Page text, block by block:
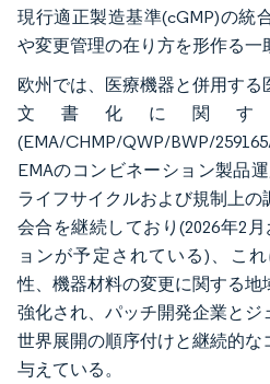
現行適正製造基準(cGMP)の統
や変更管理の在り方を形作る一
欧州では、医療機器と併用す
文書化に関
(EMA/CHMP/QWP/BWP/
EMAのコンビネーション製品
ライフサイクルおよび規制上
会合を継続しており(2026年2
ョンが予定されている)、こ
性、機器材料の変更に関する
強化され、パッチ開発企業と
世界展開の順序付けと継続的
与えている。